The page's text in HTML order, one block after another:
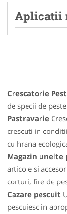
Aplicatii
Crescatorie
de specii de
Pastravarie
crescuti in
cu hrana
Magazin unelte
articole si
corturi, fire de
Cazare pescuit
pescuiesc in